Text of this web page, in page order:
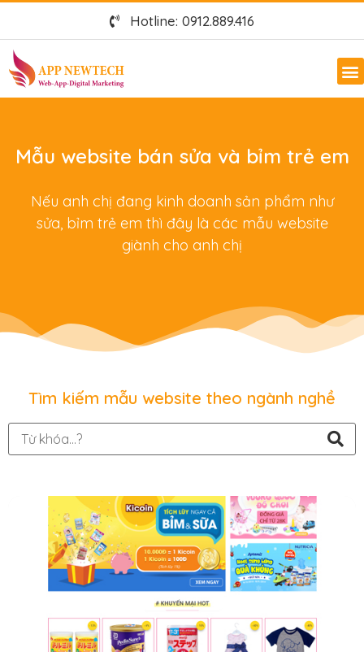
Hotline: 0912.889.416
Mẫu website bán sửa và bỉm trẻ em
Nếu anh chị đang kinh doanh sản phẩm như
sửa, bỉm trẻ em thì đây là các mẫu website
giành cho anh chị
Tìm kiếm mẫu website theo ngành nghề